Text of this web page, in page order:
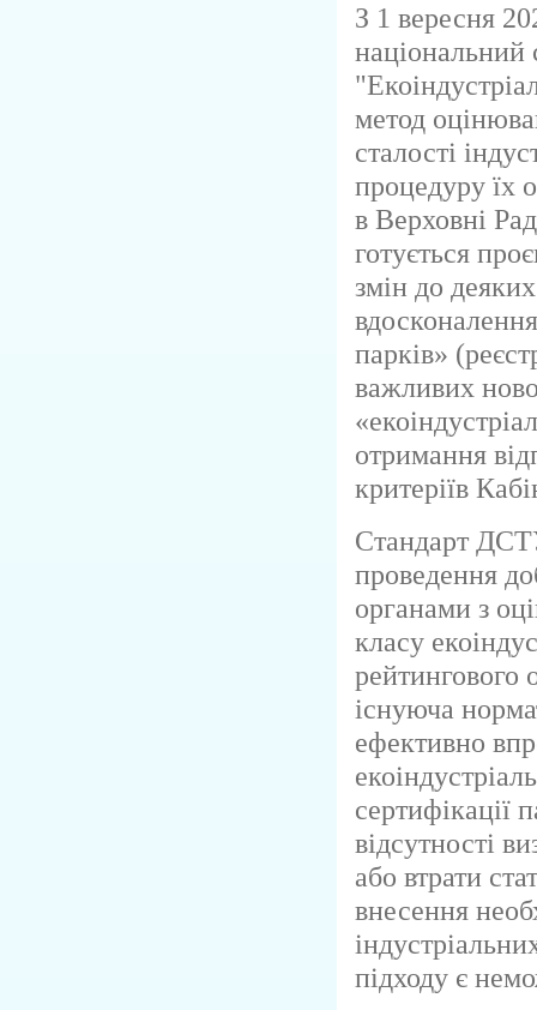
З 1 вересня
метод
сталості
процедуру їх
в Верховні
готується
змін до
парків»
важливих
отримання
критеріїв
Стандарт
проведення
органами з
класу
рейтингового
існуюча
ефективно
сертифікації
відсутності
або втрати
внесення
підходу є